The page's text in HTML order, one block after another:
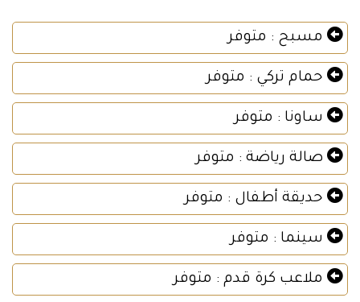
مسبح : متوفر
حمام تركي : متوفر
ساونا : متوفر
صالة رياضة : متوفر
حديقة أطفال : متوفر
سينما : متوفر
ملاعب كرة قدم : متوفر